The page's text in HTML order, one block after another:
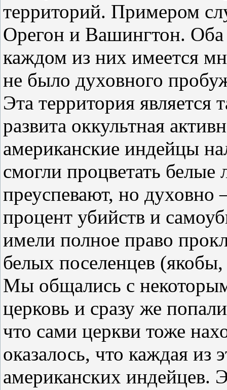
территорий. Примером
Орегон и Вашингтон. Оба
каждом из них имеется
не было духовного
Эта территория
развита оккультная
американские индейцы
смогли процветать
преуспевают, но
процент убийств и
имели полное право
белых поселенцев
Мы общались с
церковь и сразу же
что сами церкви тоже
оказалось, что каждая
американских индейцев.